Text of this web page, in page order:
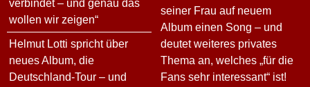
verbindet – und genau das
wollen wir zeigen“
Helmut Lotti spricht über
neues Album, die
Deutschland-Tour – und
seiner Frau auf neuem
Album einen Song – und
deutet weiteres privates
Thema an, welches „für die
Fans sehr interessant“ ist!